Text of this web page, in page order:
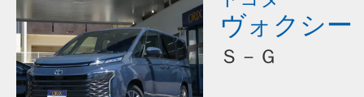
ヴォクシー
Ｓ－Ｇ